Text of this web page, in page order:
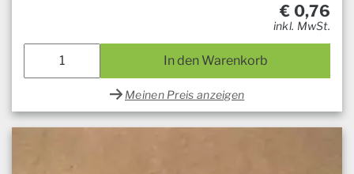
€ 0,76
inkl. MwSt.
In den Warenkorb
Meinen Preis anzeigen